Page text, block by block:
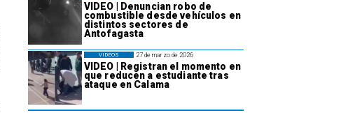
VIDEO | Denuncian robo de
combustible desde vehículos en
distintos sectores de
Antofagasta
27 de marzo de 2026
VIDEO | Registran el momento en
que reducen a estudiante tras
ataque en Calama
VIDEOS